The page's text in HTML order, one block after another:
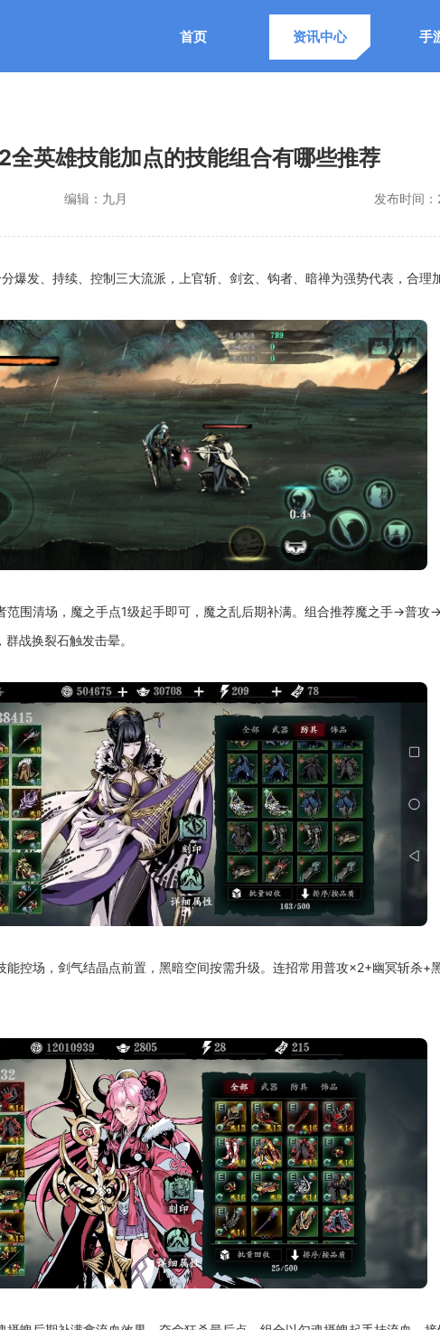
首页 资讯中心 手
全英雄技能加点的技能组合有哪些推荐
编辑： 九月 发布时间：
发、持续、控制三大流派，上官斩、剑玄、钩者、暗禅为强势代表，合理
范围清场，魔之手点1级起手即可，魔之乱后期补满。组合推荐魔之手→普
战换裂石触发击晕。
能控场，剑气结晶点前置，黑暗空间按需升级。连招常用普攻×2+幽冥斩